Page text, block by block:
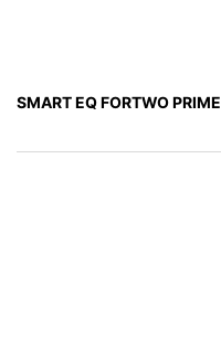
SMART EQ FORTWO PRIME